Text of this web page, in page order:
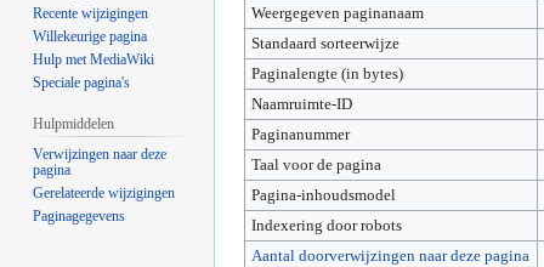
springen
springen
Weergegeven paginanaam
Standaard sorteerwijze
Paginalengte (in bytes)
Naamruimte-ID
Paginanummer
Taal voor de pagina
Pagina-inhoudsmodel
Indexering door robots
Aantal doorverwijzingen naar deze pagina
Recente wijzigingen
Willekeurige pagina
Hulp met MediaWiki
Speciale pagina's
Hulpmiddelen
Verwijzingen naar deze
pagina
Gerelateerde wijzigingen
Paginagegevens